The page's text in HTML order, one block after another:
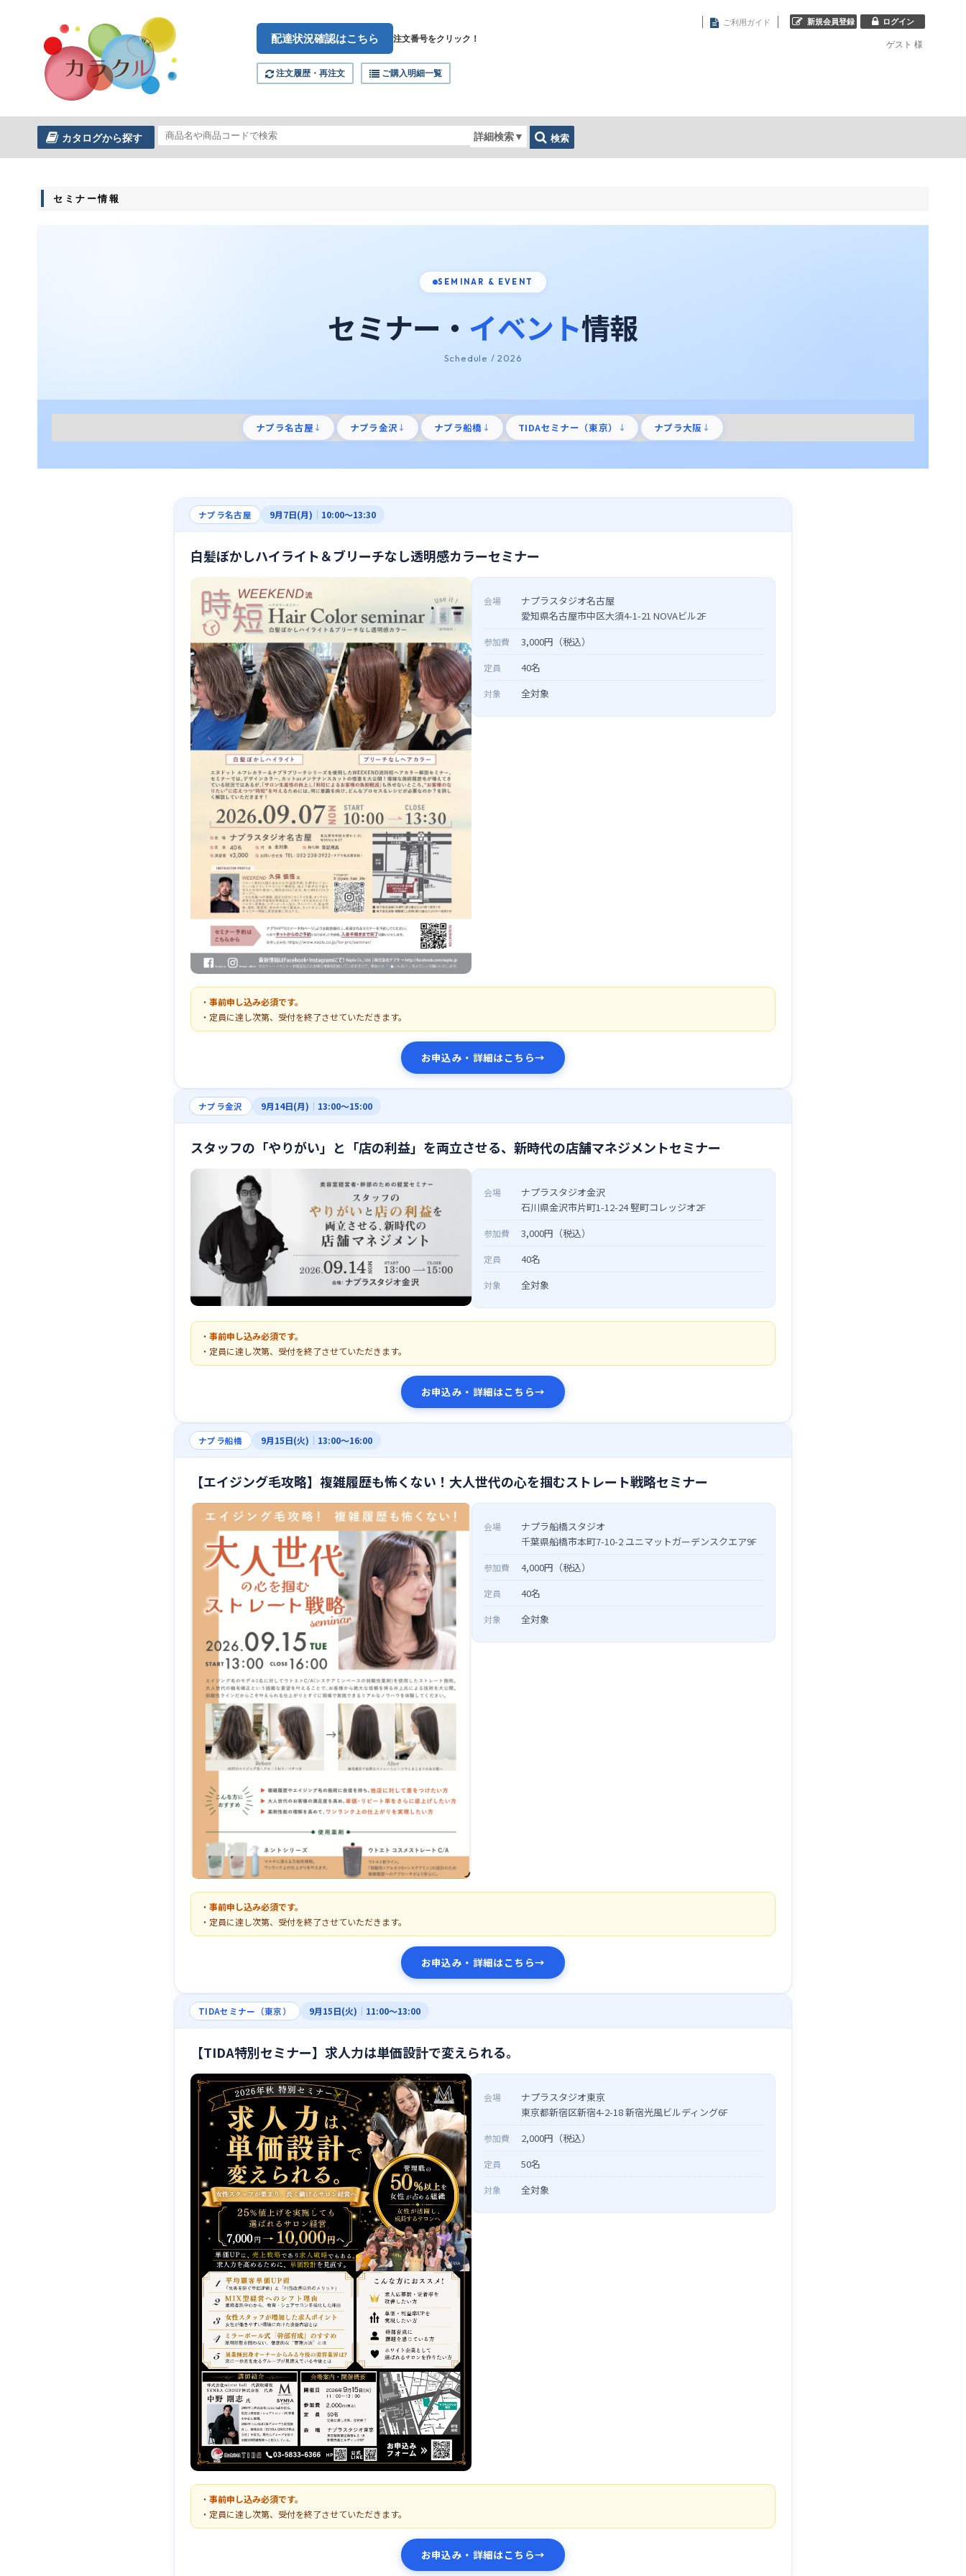
配達状況確認はこちら 注文番号をクリック！
注文履歴・再注文 ご購入明細一覧
ご利用ガイド 新規会員登録 ログイン
ゲスト 様
カタログから探す 詳細検索▼ 検索
セミナー情報
SEMINAR & EVENT
セミナー・ イベント情報
Schedule / 2026
ナプラ名古屋 ↓ ナプラ金沢 ↓ ナプラ船橋 ↓ TIDAセミナー（東京） ↓ ナプラ大阪 ↓
ナプラ名古屋 9月7日(月) ｜ 10:00〜13:30
白髪ぼかしハイライト＆ブリーチなし透明感カラーセミナー
会場
ナプラスタジオ名古屋
愛知県名古屋市中区大須4-1-21 NOVAビル2F
参加費 3,000円（税込）
定員 40名
対象 全対象
・ 事前申し込み必須です。
・定員に達し次第、受付を終了させていただきます。
お申込み・詳細はこちら→
ナプラ金沢 9月14日(月) ｜ 13:00〜15:00
スタッフの「やりがい」と「店の利益」を両立させる、新時代の店舗マネジメントセミナー
会場
ナプラスタジオ金沢
石川県金沢市片町1-12-24 竪町コレッジオ2F
参加費 3,000円（税込）
定員 40名
対象 全対象
・ 事前申し込み必須です。
・定員に達し次第、受付を終了させていただきます。
お申込み・詳細はこちら→
ナプラ船橋 9月15日(火) ｜ 13:00〜16:00
【エイジング毛攻略】複雑履歴も怖くない！大人世代の心を掴むストレート戦略セミナー
会場
ナプラ船橋スタジオ
千葉県船橋市本町7-10-2 ユニマットガーデンスクエア9F
参加費 4,000円（税込）
定員 40名
対象 全対象
・ 事前申し込み必須です。
・定員に達し次第、受付を終了させていただきます。
お申込み・詳細はこちら→
TIDAセミナー（東京） 9月15日(火) ｜ 11:00〜13:00
【TIDA特別セミナー】求人力は単価設計で変えられる。
会場
ナプラスタジオ東京
東京都新宿区新宿4-2-18 新宿光風ビルディング6F
参加費 2,000円（税込）
定員 50名
対象 全対象
・ 事前申し込み必須です。
・定員に達し次第、受付を終了させていただきます。
お申込み・詳細はこちら→